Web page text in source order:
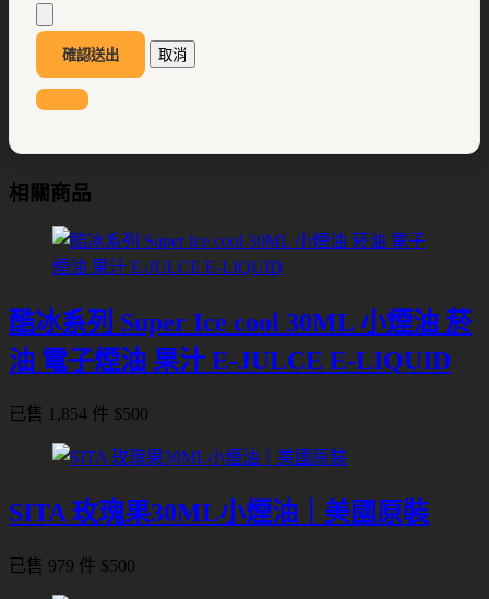
確認送出 取消
相關商品
酷冰系列 Super Ice cool 30ML 小煙油 菸
油 電子煙油 果汁 E-JULCE E-LIQUID
已售 1,854 件 $500
SITA 玫瑰果30ML小煙油｜美國原裝
已售 979 件 $500